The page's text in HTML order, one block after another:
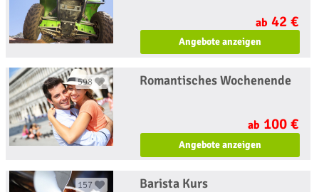
ab 42 €
Angebote anzeigen
598 Romantisches Wochenende
ab 100 €
Angebote anzeigen
157 Barista Kurs